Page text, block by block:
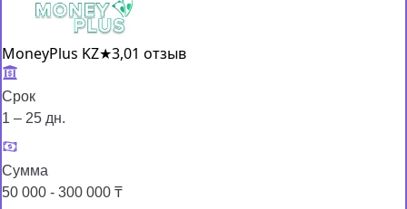
MoneyPlus KZ★3,01 отзыв
Срок
1 – 25 дн.
Сумма
50 000 - 300 000 ₸